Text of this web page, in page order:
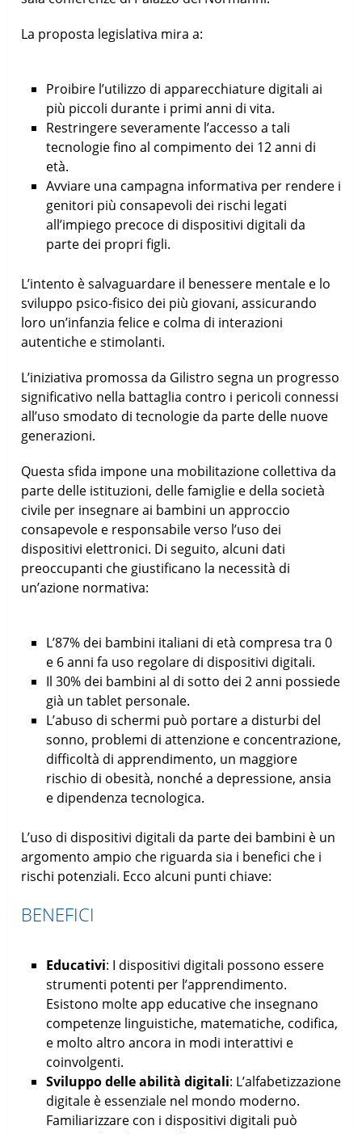
La proposta legislativa mira a:
Proibire l’utilizzo di apparecchiature digitali ai
più piccoli durante i primi anni di vita.
Restringere severamente l’accesso a tali
tecnologie fino al compimento dei 12 anni di
età.
Avviare una campagna informativa per rendere i
genitori più consapevoli dei rischi legati
all’impiego precoce di dispositivi digitali da
parte dei propri figli.
L’intento è salvaguardare il benessere mentale e lo
sviluppo psico-fisico dei più giovani, assicurando
loro un’infanzia felice e colma di interazioni
autentiche e stimolanti.
L’iniziativa promossa da Gilistro segna un progresso
significativo nella battaglia contro i pericoli connessi
all’uso smodato di tecnologie da parte delle nuove
generazioni.
Questa sfida impone una mobilitazione collettiva da
parte delle istituzioni, delle famiglie e della società
civile per insegnare ai bambini un approccio
consapevole e responsabile verso l’uso dei
dispositivi elettronici. Di seguito, alcuni dati
preoccupanti che giustificano la necessità di
un’azione normativa:
L’87% dei bambini italiani di età compresa tra 0
e 6 anni fa uso regolare di dispositivi digitali.
Il 30% dei bambini al di sotto dei 2 anni possiede
già un tablet personale.
L’abuso di schermi può portare a disturbi del
sonno, problemi di attenzione e concentrazione,
difficoltà di apprendimento, un maggiore
rischio di obesità, nonché a depressione, ansia
e dipendenza tecnologica.
L’uso di dispositivi digitali da parte dei bambini è un
argomento ampio che riguarda sia i benefici che i
rischi potenziali. Ecco alcuni punti chiave:
BENEFICI
Educativi: I dispositivi digitali possono essere
strumenti potenti per l’apprendimento.
Esistono molte app educative che insegnano
competenze linguistiche, matematiche, codifica,
e molto altro ancora in modi interattivi e
coinvolgenti.
Sviluppo delle abilità digitali: L’alfabetizzazione
digitale è essenziale nel mondo moderno.
Familiarizzare con i dispositivi digitali può